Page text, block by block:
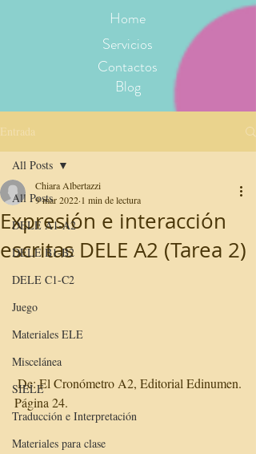
Home
Servicios
Contactos
Blog
Entrada
All Posts
DELE A1-A2
DELE B1-B2
DELE C1-C2
Juego
Materiales ELE
Miscelánea
SIELE
Traducción e Interpretación
Materiales para clase
All Posts
Expresión e interacción
escritas DELE A2 (Tarea 2)
Chiara Albertazzi
9 mar 2022 1 min de lectura
De: El Cronómetro A2, Editorial Edinumen.
Página 24.